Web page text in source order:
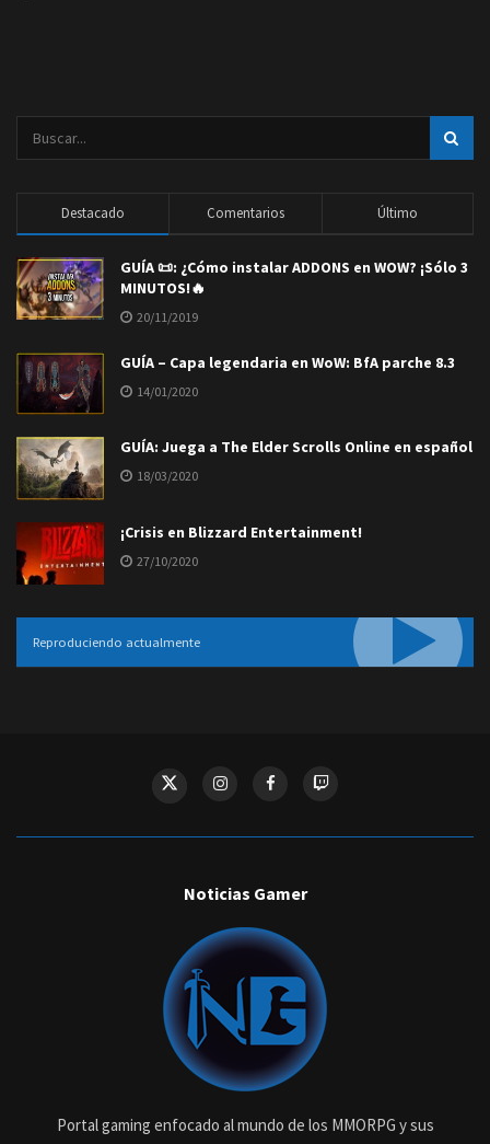
Destacado Comentarios Último
GUÍA 📜: ¿Cómo instalar ADDONS en WOW? ¡Sólo 3
MINUTOS!🔥
20/11/2019
GUÍA – Capa legendaria en WoW: BfA parche 8.3
14/01/2020
GUÍA: Juega a The Elder Scrolls Online en español
18/03/2020
¡Crisis en Blizzard Entertainment!
27/10/2020
Reproduciendo actualmente
Noticias Gamer
Portal gaming enfocado al mundo de los MMORPG y sus